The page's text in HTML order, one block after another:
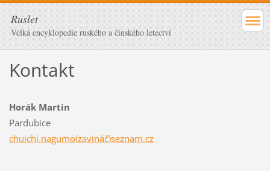
Ruslet
Velká encyklopedie ruského a čínského letectví
Kontakt
Horák Martin
Pardubice
chuichi.nagumo(zavináč)seznam.cz